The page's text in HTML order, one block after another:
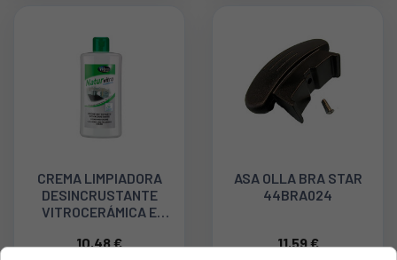
CREMA LIMPIADORA
DESINCRUSTANTE
VITROCERÁMICA E
480181700883
10,48 €
ASA OLLA BRA STAR
44BRA024
11,59 €